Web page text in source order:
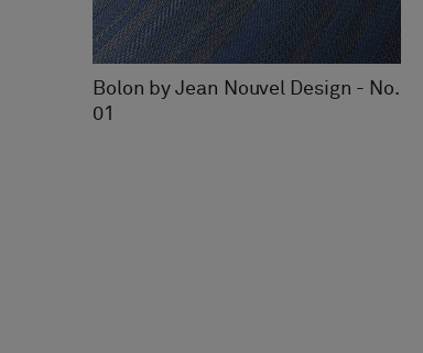
Bolon by Jean Nouvel Design - No.
01